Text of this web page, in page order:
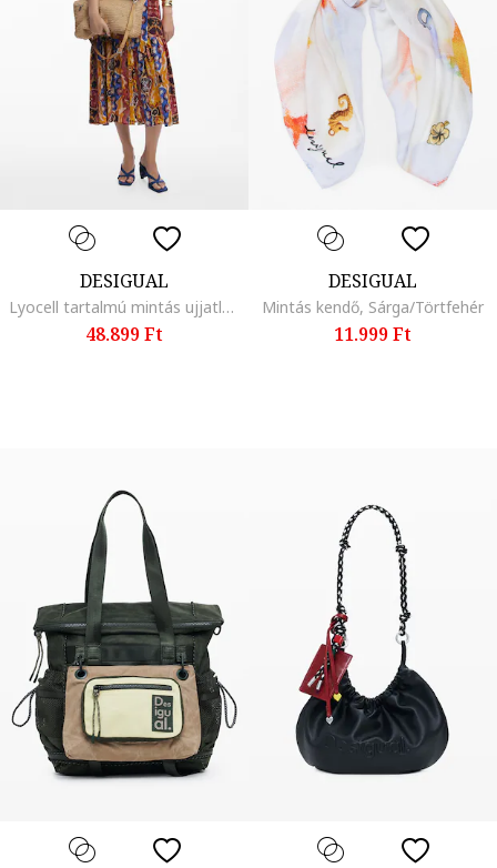
DESIGUAL
Lyocell tartalmú mintás ujjatlan ruha pliszírozott alsó szegéllyel, Többszínű
48.899 Ft
DESIGUAL
Mintás kendő, Sárga/Törtfehér
11.999 Ft